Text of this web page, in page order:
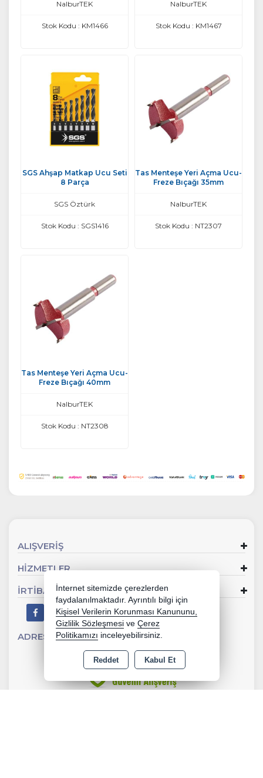
NalburTEK
Stok Kodu : KM1466
NalburTEK
Stok Kodu : KM1467
SGS Ahşap Matkap Ucu Seti
8 Parça
SGS Öztürk
Stok Kodu : SGS1416
Tas Menteşe Yeri Açma Ucu-
Freze Bıçağı 35mm
NalburTEK
Stok Kodu : NT2307
Tas Menteşe Yeri Açma Ucu-
Freze Bıçağı 40mm
NalburTEK
Stok Kodu : NT2308
ALIŞVERİŞ
HİZMETLER
İRTİBAT
ADRES Sevgi Mahallesi 902 Sk No:2 Gaziemir - İZMİR
İnternet sitemizde çerezlerden
faydalanılmaktadır. Ayrıntılı bilgi için
Kişisel Verilerin Korunması Kanununu,
Gizlilik Sözleşmesi ve Çerez
Politikamızı inceleyebilirsiniz.
Reddet Kabul Et